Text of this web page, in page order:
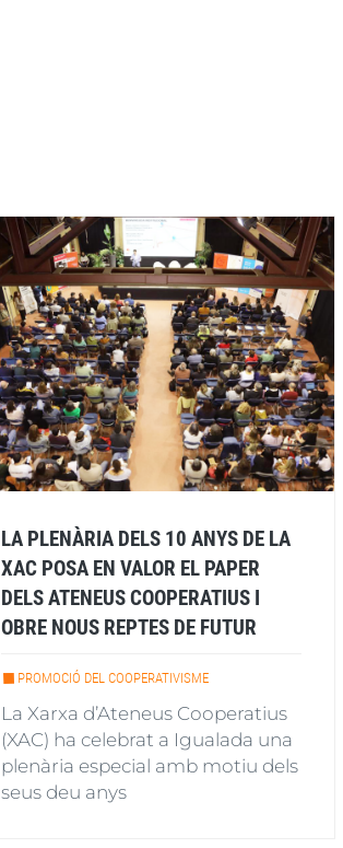
LA PLENÀRIA DELS 10 ANYS DE LA
XAC POSA EN VALOR EL PAPER
DELS ATENEUS COOPERATIUS I
OBRE NOUS REPTES DE FUTUR
PROMOCIÓ DEL COOPERATIVISME
La Xarxa d’Ateneus Cooperatius
(XAC) ha celebrat a Igualada una
plenària especial amb motiu dels
seus deu anys